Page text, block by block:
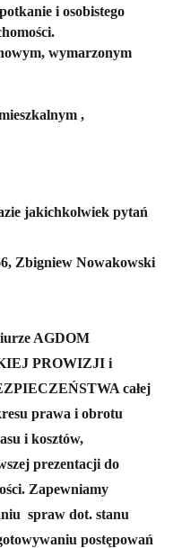
i osobistego
wymarzonym
,
jakichkolwiek pytań
Zbigniew Nowakowski
AGDOM
PROWIZJI i
całej
prawa i obrotu
i kosztów,
prezentacji do
Zapewniamy
spraw dot. stanu
postępowań